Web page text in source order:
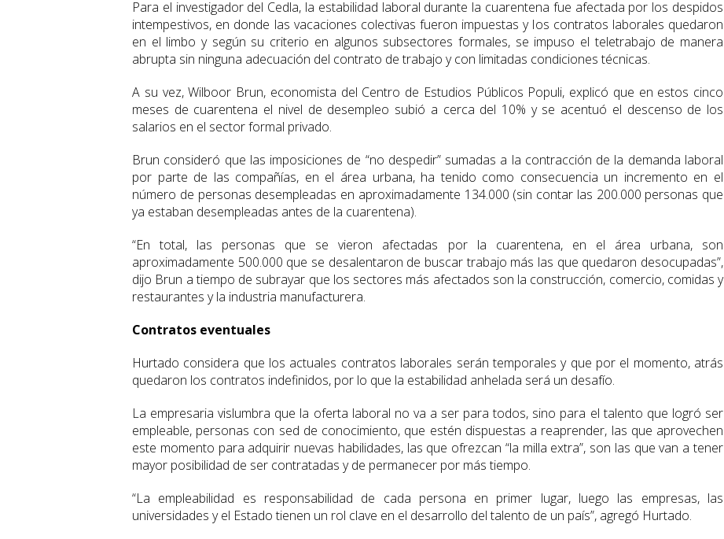
Para el investigador del Cedla, la estabilidad laboral durante la cuarentena fue afectada por los despidos
intempestivos, en donde las vacaciones colectivas fueron impuestas y los contratos laborales quedaron
en el limbo y según su criterio en algunos subsectores formales, se impuso el teletrabajo de manera
abrupta sin ninguna adecuación del contrato de trabajo y con limitadas condiciones técnicas.
A su vez, Wilboor Brun, economista del Centro de Estudios Públicos Populi, explicó que en estos cinco
meses de cuarentena el nivel de desempleo subió a cerca del 10% y se acentuó el descenso de los
salarios en el sector formal privado.
Brun consideró que las imposiciones de “no despedir” sumadas a la contracción de la demanda laboral
por parte de las compañías, en el área urbana, ha tenido como consecuencia un incremento en el
número de personas desempleadas en aproximadamente 134.000 (sin contar las 200.000 personas que
ya estaban desempleadas antes de la cuarentena).
“En total, las personas que se vieron afectadas por la cuarentena, en el área urbana, son
aproximadamente 500.000 que se desalentaron de buscar trabajo más las que quedaron desocupadas”,
dijo Brun a tiempo de subrayar que los sectores más afectados son la construcción, comercio, comidas y
restaurantes y la industria manufacturera.
Contratos eventuales
Hurtado considera que los actuales contratos laborales serán temporales y que por el momento, atrás
quedaron los contratos indefinidos, por lo que la estabilidad anhelada será un desafío.
La empresaria vislumbra que la oferta laboral no va a ser para todos, sino para el talento que logró ser
empleable, personas con sed de conocimiento, que estén dispuestas a reaprender, las que aprovechen
este momento para adquirir nuevas habilidades, las que ofrezcan “la milla extra”, son las que van a tener
mayor posibilidad de ser contratadas y de permanecer por más tiempo.
“La empleabilidad es responsabilidad de cada persona en primer lugar, luego las empresas, las
universidades y el Estado tienen un rol clave en el desarrollo del talento de un país”, agregó Hurtado.